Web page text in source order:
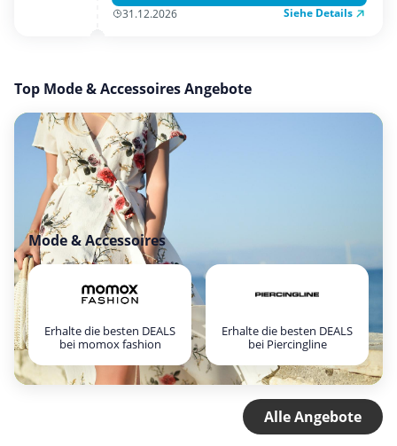
31.12.2026 Siehe Details
Top Mode & Accessoires Angebote
Mode & Accessoires
Erhalte die besten DEALS
bei momox fashion
Erhalte die besten DEALS
bei Piercingline
Alle Angebote